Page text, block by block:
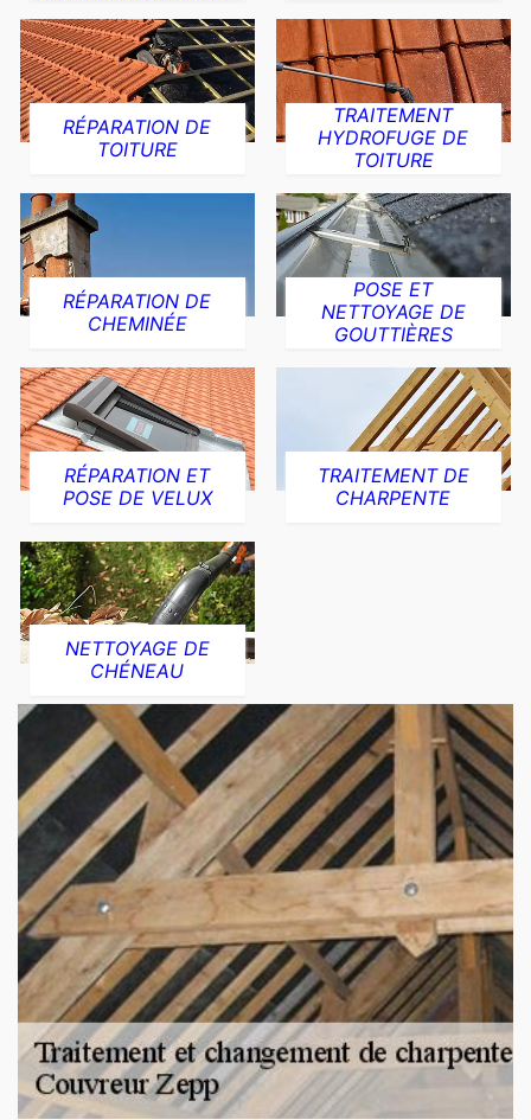
RÉPARATION DE
TOITURE
TRAITEMENT
HYDROFUGE DE
TOITURE
RÉPARATION DE
CHEMINÉE
POSE ET
NETTOYAGE DE
GOUTTIÈRES
RÉPARATION ET
POSE DE VELUX
TRAITEMENT DE
CHARPENTE
NETTOYAGE DE
CHÉNEAU